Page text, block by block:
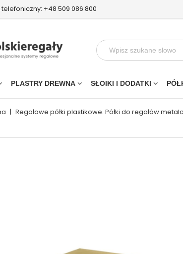
+48 509 086 800
PLASTRY DREWNA SŁOIKI I DODATKI
| Regałowe półki plastikowe. Półki do regałów